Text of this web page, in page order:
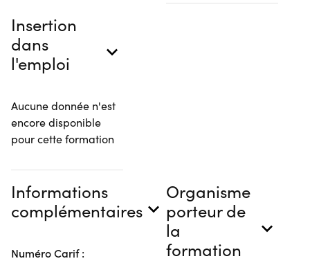
Insertion
dans
l'emploi
Aucune donnée n'est
encore disponible
pour cette formation
Informations
complémentaires
Numéro Carif :
Organisme
porteur de
la
formation